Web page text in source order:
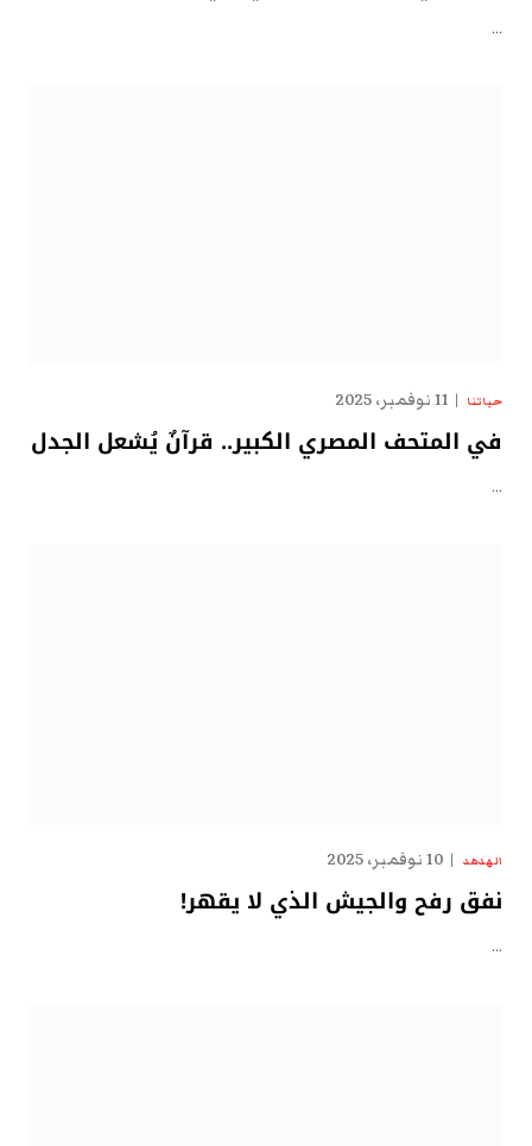
…
حياتنا 11 نوفمبر، 2025
في المتحف المصري الكبير.. قرآنٌ يُشعل الجدل
…
الهدهد 10 نوفمبر، 2025
نفق رفح والجيش الذي لا يقهر!
…